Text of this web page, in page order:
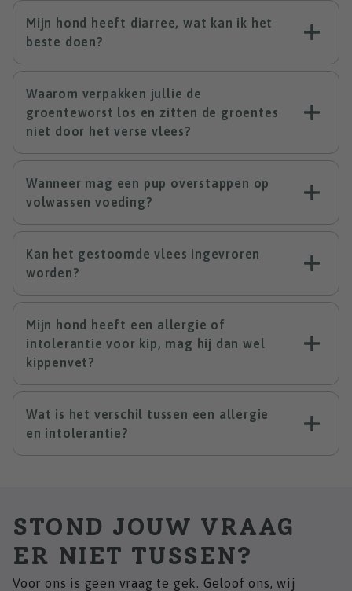
Mijn hond heeft diarree, wat kan ik het
beste doen?
Waarom verpakken jullie de
groenteworst los en zitten de groentes
niet door het verse vlees?
Wanneer mag een pup overstappen op
volwassen voeding?
Kan het gestoomde vlees ingevroren
worden?
Mijn hond heeft een allergie of
intolerantie voor kip, mag hij dan wel
kippenvet?
Wat is het verschil tussen een allergie
en intolerantie?
STOND JOUW VRAAG
ER NIET TUSSEN?
Voor ons is geen vraag te gek. Geloof ons, wij